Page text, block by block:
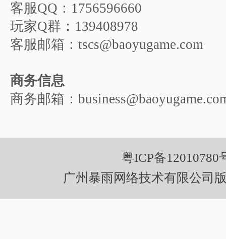
客服QQ：1756596660
玩家Q群：139408978
客服邮箱：tscs@baoyugame.com
商务信息
商务邮箱：
粤ICP备12010780
广州暴雨网络技术有限公司